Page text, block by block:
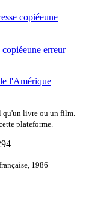
copiéeune
copiéeune erreur
l'Amérique
qu'un livre ou un film.
plateforme.
1986